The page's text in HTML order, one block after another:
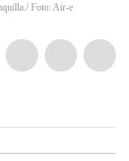
Foto: Air-e